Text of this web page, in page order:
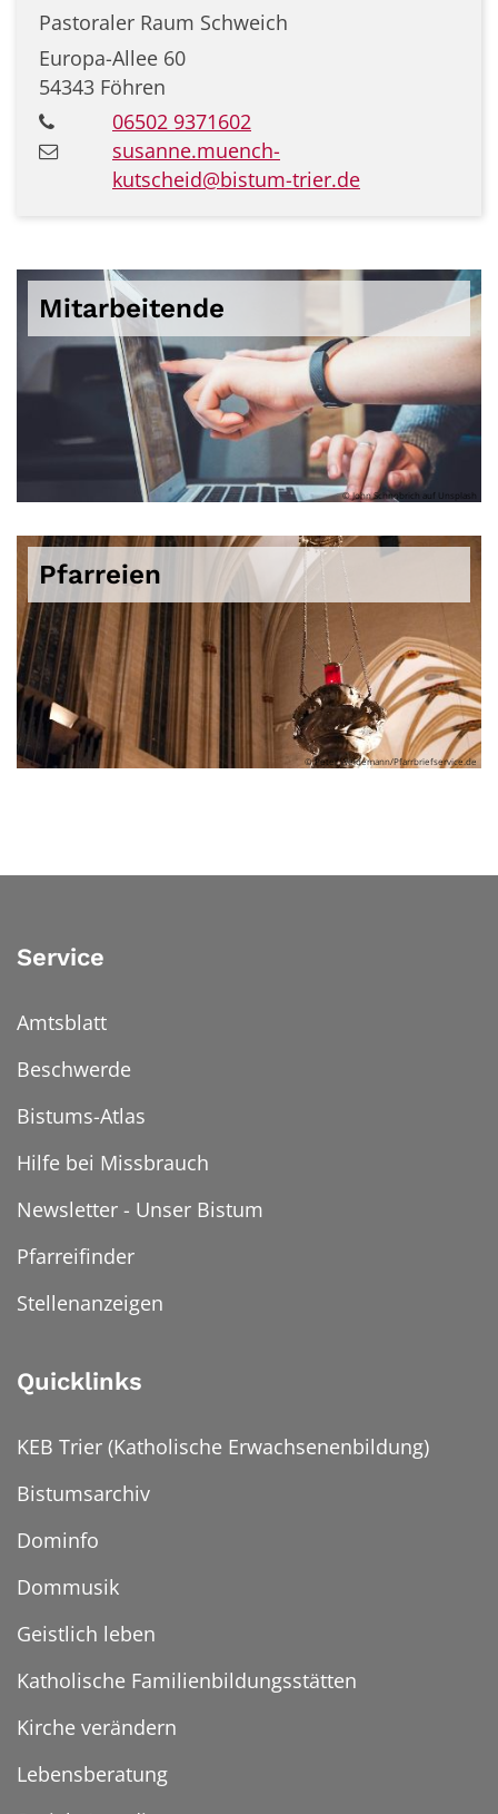
Pastoraler Raum Schweich
Europa-Allee 60
54343 Föhren
06502 9371602
susanne.muench-
kutscheid@bistum-trier.de
Mitarbeitende
© John Schnobrich auf Unsplash
Pfarreien
© Peter Weidemann/Pfarrbriefservice.de
Service
Amtsblatt
Beschwerde
Bistums-Atlas
Hilfe bei Missbrauch
Newsletter - Unser Bistum
Pfarreifinder
Stellenanzeigen
Quicklinks
KEB Trier (Katholische Erwachsenenbildung)
Bistumsarchiv
Dominfo
Dommusik
Geistlich leben
Katholische Familienbildungsstätten
Kirche verändern
Lebensberatung